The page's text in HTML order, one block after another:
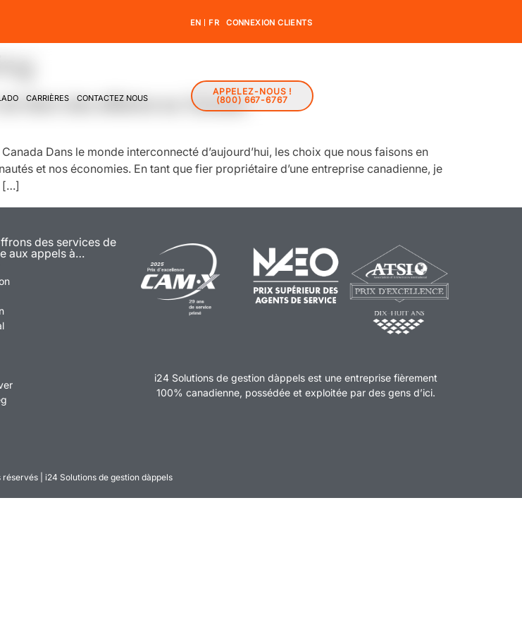
EN FR CONNEXION CLIENTS
CARRIÈRES CONTACTEZ NOUS
APPELEZ-NOUS !
(800) 667-6767
faire des affaires au Canada
Dans le monde interconnecté d’aujourd’hui, les choix que nous faisons en
et nos économies. En tant que fier propriétaire d’une entreprise canadienne, je
[…]
des services de
aux appels à…
i24 Solutions de gestion dàppels est une entreprise fièrement
100% canadienne, possédée et exploitée par des gens d’ici.
réservés | i24 Solutions de gestion dàppels